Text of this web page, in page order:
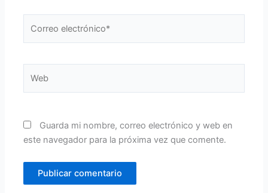
electrónico*
Guarda mi nombre, correo electrónico y web en
este navegador para la próxima vez que comente.